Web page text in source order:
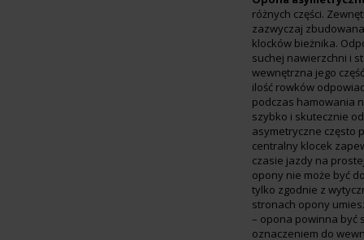
różnych części.
zazwyczaj
klocków bieżnika.
suchej nawierzchni i
wewnętrzna jego
ilość rowków
podczas hamowania
szybko i skutecznie
asymetryczne często
centralny klocek
czasie jazdy na
opony nie może być
tylko zgodnie z
stronach opony
– opona powinna być
oznaczeniem do